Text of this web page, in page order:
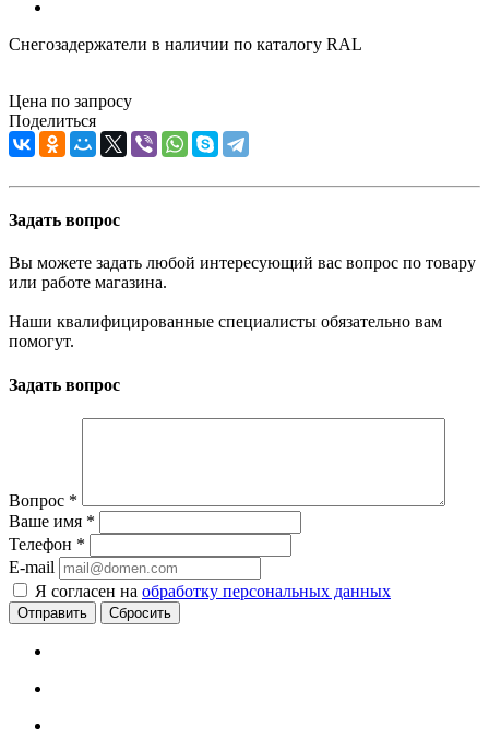
Снегозадержатели в наличии по каталогу RAL
Цена по запросу
Поделиться
Задать вопрос
Вы можете задать любой интересующий вас вопрос по товару
или работе магазина.
Наши квалифицированные специалисты обязательно вам
помогут.
Задать вопрос
Вопрос *
Ваше имя *
Телефон *
E-mail
Я согласен на обработку персональных данных
Сбросить